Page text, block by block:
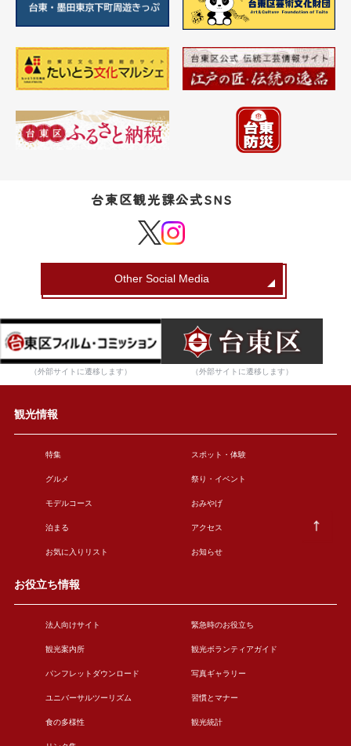
台東区観光課公式SNS
Other Social Media
（外部サイトに遷移します） （外部サイトに遷移します）
観光情報
特集 スポット・体験
グルメ 祭り・イベント
モデルコース おみやげ
泊まる アクセス
お気に入りリスト お知らせ
お役立ち情報
法人向けサイト 緊急時のお役立ち
観光案内所 観光ボランティアガイド
パンフレットダウンロード 写真ギャラリー
ユニバーサルツーリズム 習慣とマナー
食の多様性 観光統計